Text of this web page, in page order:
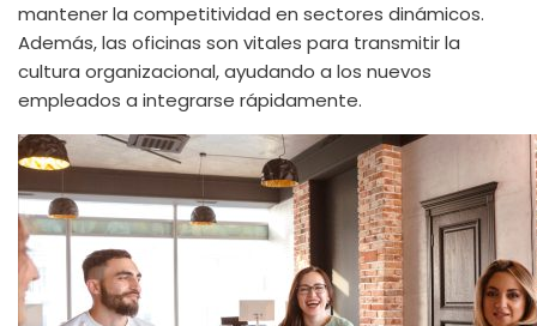
mantener la competitividad en sectores dinámicos.
Además, las oficinas son vitales para transmitir la
cultura organizacional, ayudando a los nuevos
empleados a integrarse rápidamente.